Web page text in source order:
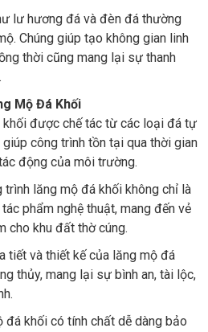
lư hương đá và đèn đá thường
Chúng giúp tạo không gian linh
thời cũng mang lại sự thanh
Mộ Đá Khối
khối được chế tác từ các loại đá tự
công trình tồn tại qua thời gian
động của môi trường.
trình lăng mộ đá khối không chỉ là
phẩm nghệ thuật, mang đến vẻ
cho khu đất thờ cúng.
tiết và thiết kế của lăng mộ đá
thủy, mang lại sự bình an, tài lộc,
đá khối có tính chất dễ dàng bảo